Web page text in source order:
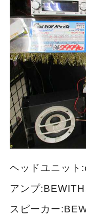
ヘッドユニッ
アンプ
スピーカー